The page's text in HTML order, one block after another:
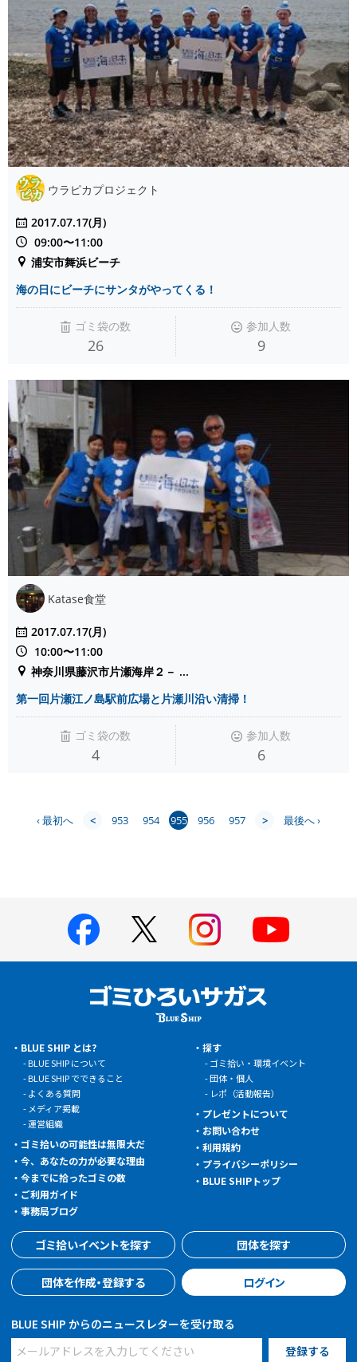
ウラピカプロジェクト
2017.07.17(月)
09:00〜11:00
浦安市舞浜ビーチ
海の日にビーチにサンタがやってくる！
ゴミ袋の数
26
参加人数
9
Katase食堂
2017.07.17(月)
10:00〜11:00
神奈川県藤沢市片瀬海岸２－ ...
第一回片瀬江ノ島駅前広場と片瀬川沿い清掃！
ゴミ袋の数
4
参加人数
6
‹ 最初へ < 953 954 955 956 957 > 最後へ ›
BLUE SHIP とは?
BLUE SHIP について
BLUE SHIP でできること
よくある質問
メディア掲載
運営組織
ゴミ拾いの可能性は無限大だ
今、あなたの力が必要な理由
今までに拾ったゴミの数
ご利用ガイド
事務局ブログ
探す
ゴミ拾い・環境イベント
団体・個人
レポ（活動報告）
プレゼントについて
お問い合わせ
利用規約
プライバシーポリシー
BLUE SHIPトップ
ゴミ拾いイベントを探す 団体を探す
団体を作成・登録する ログイン
BLUE SHIP からのニュースレターを受け取る